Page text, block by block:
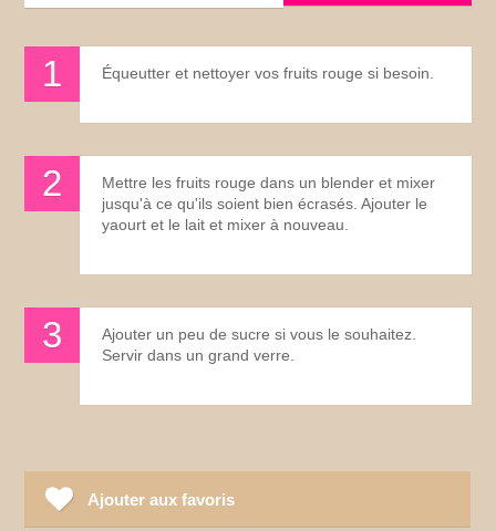
Équeutter et nettoyer vos fruits rouge si besoin.
Mettre les fruits rouge dans un blender et mixer
jusqu'à ce qu'ils soient bien écrasés. Ajouter le
yaourt et le lait et mixer à nouveau.
Ajouter un peu de sucre si vous le souhaitez.
Servir dans un grand verre.
Ajouter aux favoris